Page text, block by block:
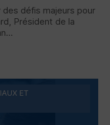
des défis majeurs pour
Président de la
ET